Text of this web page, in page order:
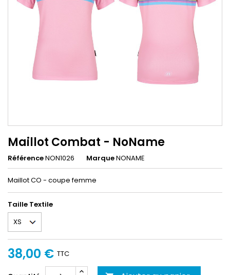
Maillot Combat - NoName
RéférenceNON1026 MarqueNONAME
Maillot CO - coupe femme
Taille Textile
38,00 € TTC